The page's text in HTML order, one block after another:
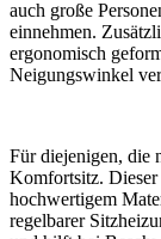
auch große
einnehmen.
ergonomisch
Neigungswinkel
Für diejenigen, die
Komfortsitz. Dieser
hochwertigem
regelbarer